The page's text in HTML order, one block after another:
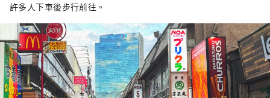
許多人下車後步行前往。